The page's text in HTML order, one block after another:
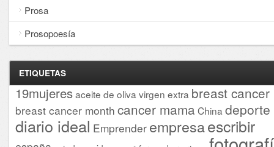
Prosa
Prosopoesía
ETIQUETAS
19mujeresaceite de oliva virgen extra breast cancer
breast cancer month cancer mama China deporte
diario ideal Emprender empresaescribir